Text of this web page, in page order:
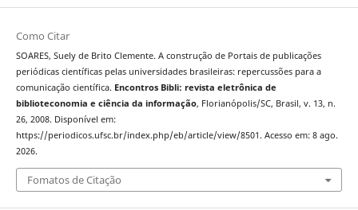
Como Citar
SOARES, Suely de Brito Clemente. A construção de Portais de publicações
periódicas científicas pelas universidades brasileiras: repercussões para a
comunicação científica. Encontros Bibli: revista eletrônica de
biblioteconomia e ciência da informação, Florianópolis/SC, Brasil, v. 13, n.
26, 2008. Disponível em:
https://periodicos.ufsc.br/index.php/eb/article/view/8501. Acesso em: 8 ago.
2026.
Fomatos de Citação